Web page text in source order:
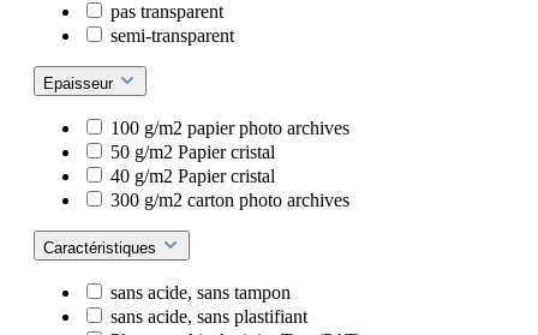
pas transparent
semi-transparent
Epaisseur
100 g/m2 papier photo archives
50 g/m2 Papier cristal
40 g/m2 Papier cristal
300 g/m2 carton photo archives
Caractéristiques
sans acide, sans tampon
sans acide, sans plastifiant